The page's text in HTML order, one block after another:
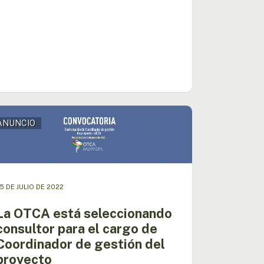
DE JULIO DE 2022
OTCA está seleccionando
para el cargo de
de gestión del